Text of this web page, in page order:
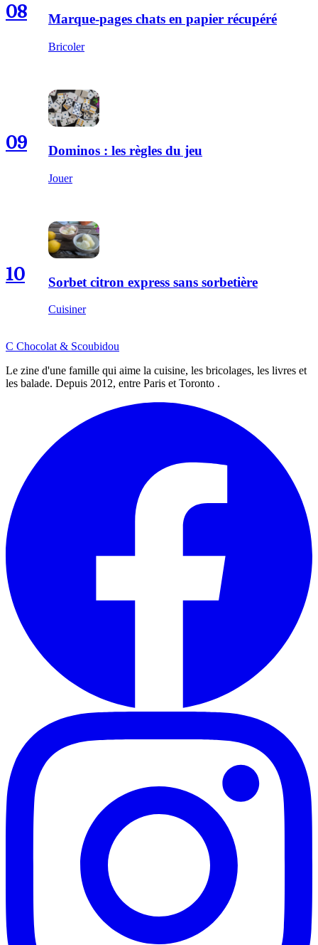
08 Marque-pages chats en papier récupéré
Bricoler
09 Dominos : les règles du jeu
Jouer
10 Sorbet citron express sans sorbetière
Cuisiner
C Chocolat & Scoubidou
Le zine d'une famille qui aime la cuisine, les bricolages, les livres et
les balade. Depuis 2012, entre Paris et Toronto .